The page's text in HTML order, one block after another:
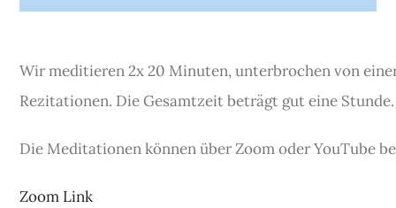
Wir meditieren 2x 20 Minuten, unterbrochen von
Rezitationen. Die Gesamtzeit beträgt gut eine Stunde.
Die Meditationen können über Zoom oder YouTube
Zoom Link